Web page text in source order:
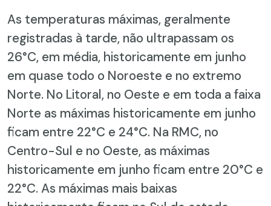
As temperaturas máximas, geralmente
registradas à tarde, não ultrapassam os
26°C, em média, historicamente em junho
em quase todo o Noroeste e no extremo
Norte. No Litoral, no Oeste e em toda a faixa
Norte as máximas historicamente em junho
ficam entre 22°C e 24°C. Na RMC, no
Centro-Sul e no Oeste, as máximas
historicamente em junho ficam entre 20°C e
22°C. As máximas mais baixas